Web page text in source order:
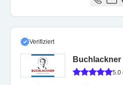
Verifiziert
Buchlackner
5.0